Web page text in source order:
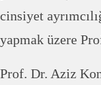
cinsiyet
yapmak üzere
Prof. Dr. Aziz